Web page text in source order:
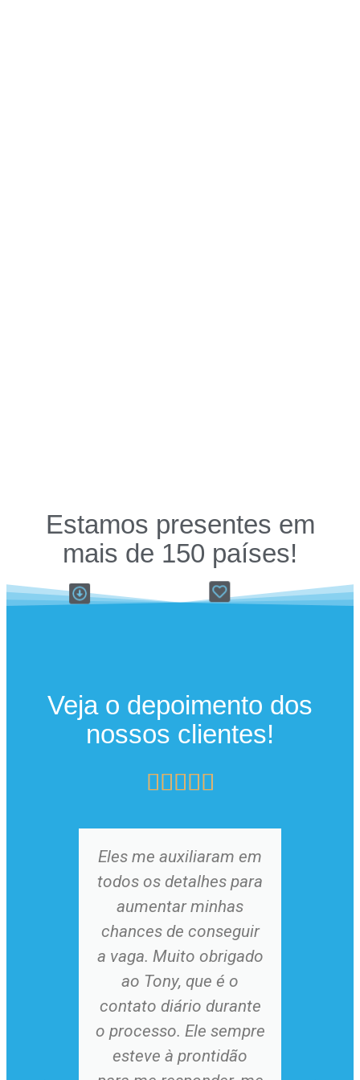
Estamos presentes em
mais de 150 países!
Veja o depoimento dos
nossos clientes!

Eles me auxiliaram em
todos os detalhes para
aumentar minhas
chances de conseguir
a vaga. Muito obrigado
ao Tony, que é o
contato diário durante
o processo. Ele sempre
esteve à prontidão